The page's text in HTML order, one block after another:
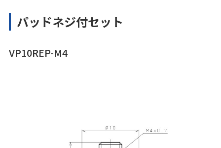
パッドネジ付セット
VP10REP-M4